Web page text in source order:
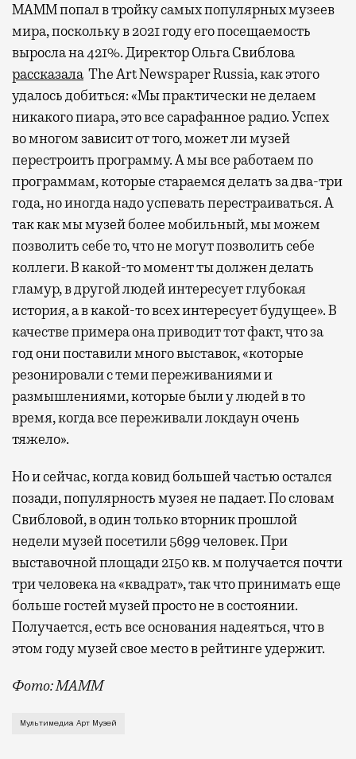
МАММ попал в тройку самых популярных музеев
мира, поскольку в 2021 году его посещаемость
выросла на 421%. Директор Ольга Свиблова
рассказала The Art Newspaper Russia, как этого
удалось добиться: «Мы практически не делаем
никакого пиара, это все сарафанное радио. Успех
во многом зависит от того, может ли музей
перестроить программу. А мы все работаем по
программам, которые стараемся делать за два-три
года, но иногда надо успевать перестраиваться. А
так как мы музей более мобильный, мы можем
позволить себе то, что не могут позволить себе
коллеги. В какой-то момент ты должен делать
гламур, в другой людей интересует глубокая
история, а в какой-то всех интересует будущее». В
качестве примера она приводит тот факт, что за
год они поставили много выставок, «которые
резонировали с теми переживаниями и
размышлениями, которые были у людей в то
время, когда все переживали локдаун очень
тяжело».
Но и сейчас, когда ковид большей частью остался
позади, популярность музея не падает. По словам
Свибловой, в один только вторник прошлой
недели музей посетили 5699 человек. При
выставочной площади 2150 кв. м получается почти
три человека на «квадрат», так что принимать еще
больше гостей музей просто не в состоянии.
Получается, есть все основания надеяться, что в
этом году музей свое место в рейтинге удержит.
Фото: МАММ
За прошлый год он обогнал в популярности и
Мультимедиа Арт Музей